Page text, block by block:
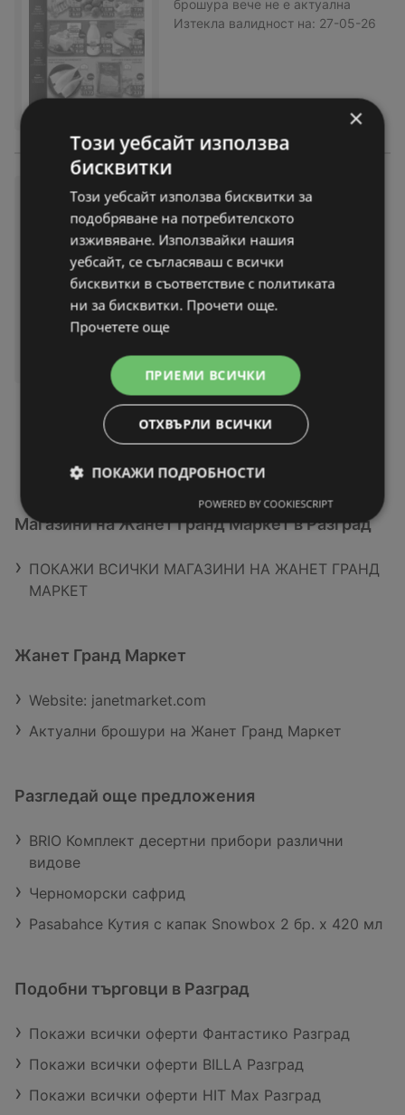
брошура вече не е актуална
Изтекла валидност на: 27-05-26
Седмични предложения от
Жанет Гранд Маркет с валид
ност до 25.05.2026
брошура вече не е актуална
Магазини на Жанет Гранд Маркет в Разград
ПОКАЖИ ВСИЧКИ МАГАЗИНИ НА ЖАНЕТ ГРАНД
МАРКЕТ
Жанет Гранд Маркет
Website: janetmarket.com
Актуални брошури на Жанет Гранд Маркет
Разгледай още предложения
BRIO Комплект десертни прибори различни
видове
Черноморски сафрид
Pasabahce Кутия с капак Snowbox 2 бр. х 420 мл
Подобни търговци в Разград
Покажи всички оферти Фантастико Разград
Покажи всички оферти BILLA Разград
Покажи всички оферти HIT Max Разград
×
Този уебсайт използва
бисквитки
Този уебсайт използва бисквитки за
подобряване на потребителското
изживяване. Използвайки нашия
уебсайт, се съгласяваш с всички
бисквитки в съответствие с политиката
ни за бисквитки. Прочети още.
Прочетете още
ПРИЕМИ ВСИЧКИ
ОТХВЪРЛИ ВСИЧКИ
ПОКАЖИ ПОДРОБНОСТИ
POWERED BY COOKIESCRIPT